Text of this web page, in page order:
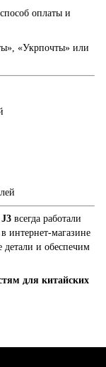
оплаты и
«Укрпочты» или
J3 всегда работали
интернет-магазине
и обеспечим
для китайских